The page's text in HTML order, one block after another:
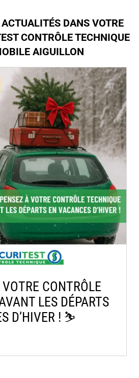
DANS VOTRE
CONTRÔLE TECHNIQUE
AIGUILLON
CONTRÔLE
LES DÉPARTS
D’HIVER ! ⛷️​